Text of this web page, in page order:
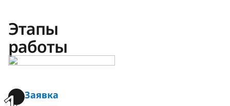
Этапы
работы
Заявка